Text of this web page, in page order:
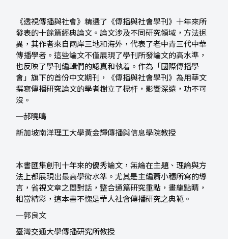
《透視傳播與社會》精選了《傳播與社會學刊》十年來所
發表的十餘篇經典論文。論文涉及不同研究領域，方法迥
異，其作者來自兩岸三地和海外，代表了老中青三代中華
傳播學者。這些論文不僅展現了學刊所發論文的高水準，
也反映了學刊編輯們的認真和執着。作為「國際傳播學
會」旗下的首份中文期刊，《傳播與社會學刊》為用華文
撰寫傳播研究論文的學者樹立了標杆，影響深遠，功不可
沒。
─郝曉鳴
新加坡南洋理工大學黃金輝傳播與信息學院教授
本書匯集創刊十年來的優秀論文，無論在主題、理論與方
法上都展現出最高學術水準。尤其是主編蕭小穗所寫的導
言，省視文章之間對話，整合通篇研究重點，畫龍點睛，
相當精彩，這本書不愧是華人社會傳播研究之典範。
─郭良文
臺灣交通大學傳播研究所教授